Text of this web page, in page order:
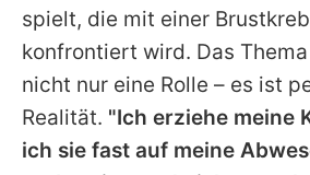
Redaktionelle
Impressum
spielt, die mit einer
konfrontiert wird. Das
nicht nur eine Rolle – es ist
Realität. "Ich erziehe meine
ich sie fast auf meine